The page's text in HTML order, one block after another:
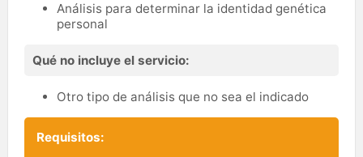
Análisis para determinar la identidad genética
personal
Qué no incluye el servicio:
Otro tipo de análisis que no sea el indicado
Requisitos: